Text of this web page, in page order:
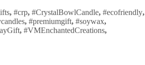
, #crp, #CrystalBowlCandle, #ecofriendly,
, #premiumgift, #soywax,
, #VMEnchantedCreations,